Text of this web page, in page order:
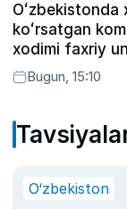
Oʻzbekistonda
koʻrsatgan
xodimi faxriy
etilishi mumkin
Bugun, 15:10
O‘zbekiston